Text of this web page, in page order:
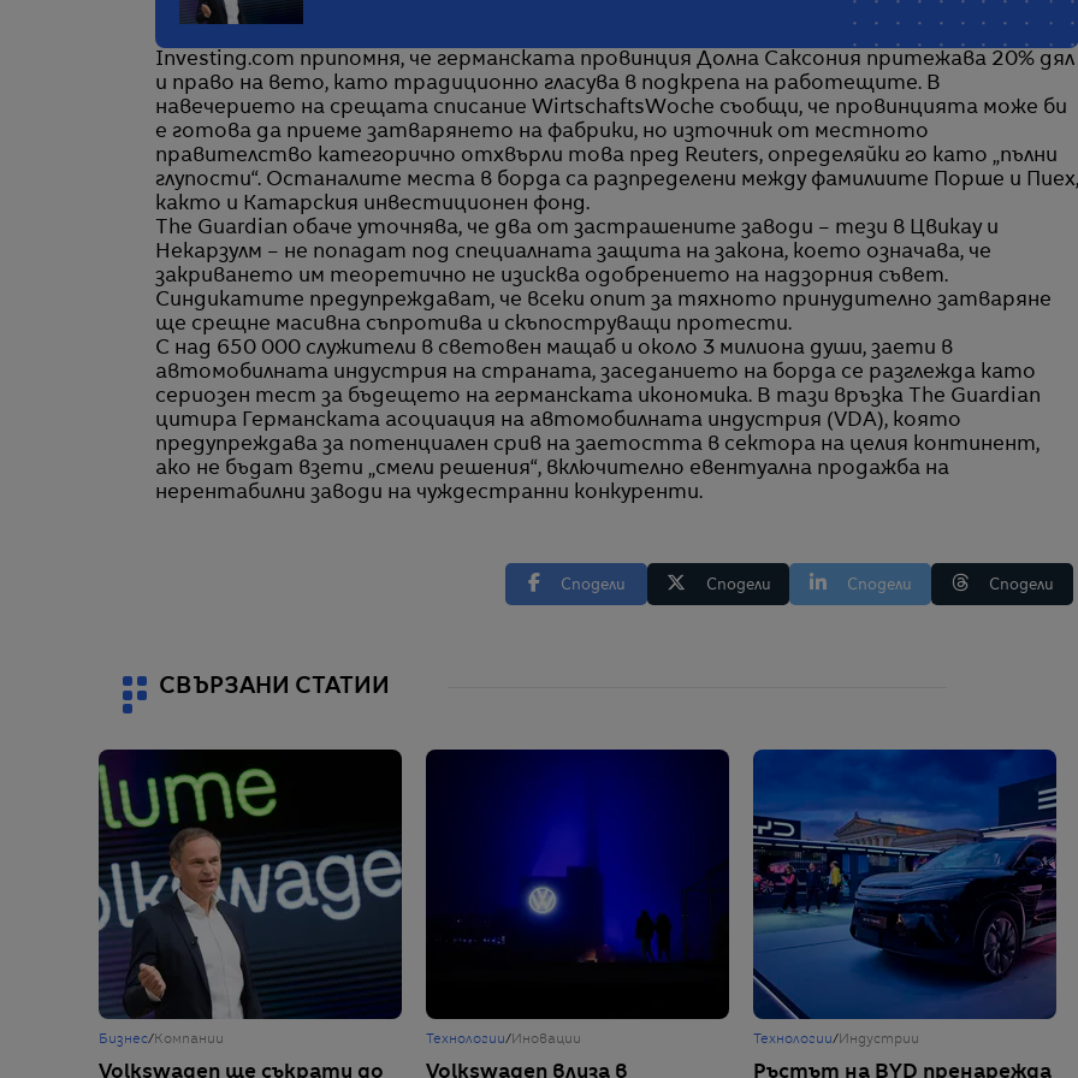
Investing.com припомня, че германската провинция Долна Саксония притежава 20% дял
и право на вето, като традиционно гласува в подкрепа на работещите. В
навечерието на срещата списание WirtschaftsWoche съобщи, че провинцията може би
е готова да приеме затварянето на фабрики, но източник от местното
правителство категорично отхвърли това пред Reuters, определяйки го като „пълни
глупости“. Останалите места в борда са разпределени между фамилиите Порше и Пиех,
както и Катарския инвестиционен фонд.
The Guardian обаче уточнява, че два от застрашените заводи – тези в Цвикау и
Некарзулм – не попадат под специалната защита на закона, което означава, че
закриването им теоретично не изисква одобрението на надзорния съвет.
Синдикатите предупреждават, че всеки опит за тяхното принудително затваряне
ще срещне масивна съпротива и скъпоструващи протести.
С над 650 000 служители в световен мащаб и около 3 милиона души, заети в
автомобилната индустрия на страната, заседанието на борда се разглежда като
сериозен тест за бъдещето на германската икономика. В тази връзка The Guardian
цитира Германската асоциация на автомобилната индустрия (VDA), която
предупреждава за потенциален срив на заетостта в сектора на целия континент,
ако не бъдат взети „смели решения“, включително евентуална продажба на
нерентабилни заводи на чуждестранни конкуренти.
Сподели Сподели Сподели Сподели
СВЪРЗАНИ СТАТИИ
Бизнес/Компании
Volkswagen ще съкрати до
Технологии/Иновации
Volkswagen влиза в
Технологии/Индустрии
Ръстът на BYD пренарежда